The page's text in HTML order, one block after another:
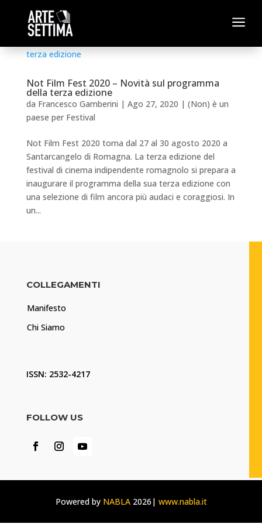
a
Not Film Fest 2020 – Novità sul programma
della terza edizione
da Francesco Gamberini | Ago 27, 2020 | (Non) è un
paese per Festival
Not Film Fest 2020 torna dal 27 al 30 agosto 2020 a
Santarcangelo di Romagna. La terza edizione del
festival di cinema indipendente romagnolo si prepara a
inaugurare il programma della sua terza edizione con
una selezione di film ancora più audaci e coraggiosi. In
un...
COLLEGAMENTI
Manifesto
Chi Siamo
ISSN: 2532-4217
FOLLOW US
Powered by NABLA2026| www.nabla.it